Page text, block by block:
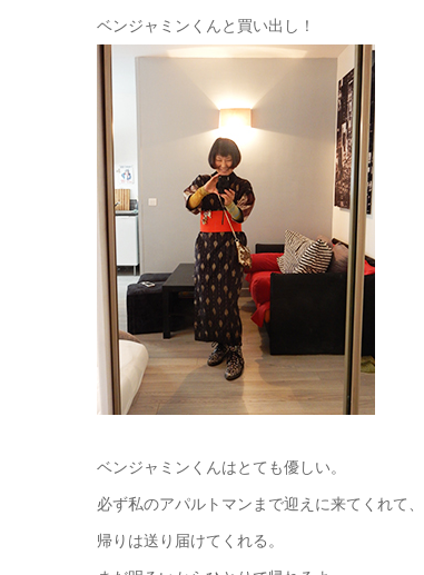
ベンジャミンくんと買い出し！
ベンジャミンくんはとても優しい。
必ず私のアパルトマンまで迎えに来てくれて、
帰りは送り届けてくれる。